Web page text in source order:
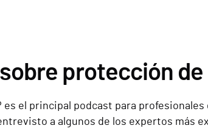
protección
es el principal podcast para
a algunos de los expertos más